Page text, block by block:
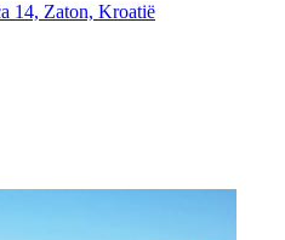
14, Zaton, Kroatië